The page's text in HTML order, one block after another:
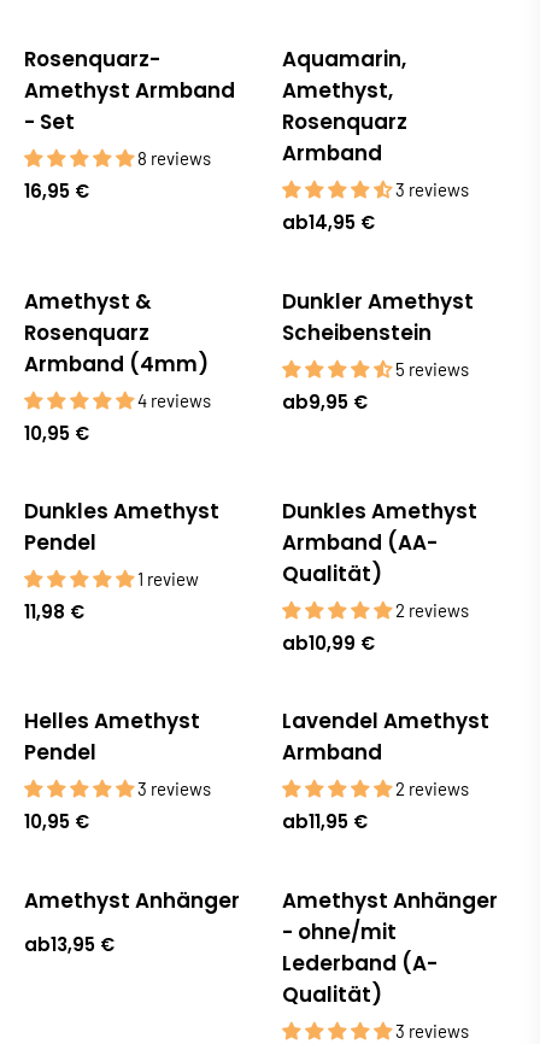
Rosenquarz-
Amethyst Armband
- Set
8 reviews
16,95 €
Aquamarin,
Amethyst,
Rosenquarz
Armband
3 reviews
ab14,95 €
Amethyst &
Rosenquarz
Armband (4mm)
4 reviews
10,95 €
Dunkler Amethyst
Scheibenstein
5 reviews
ab9,95 €
Dunkles Amethyst
Pendel
1 review
11,98 €
Dunkles Amethyst
Armband (AA-
Qualität)
2 reviews
ab10,99 €
Ausverkauft
Helles Amethyst
Pendel
3 reviews
10,95 €
Lavendel Amethyst
Armband
2 reviews
ab11,95 €
Amethyst Anhänger
ab13,95 €
Amethyst Anhänger
- ohne/mit
Lederband (A-
Qualität)
3 reviews